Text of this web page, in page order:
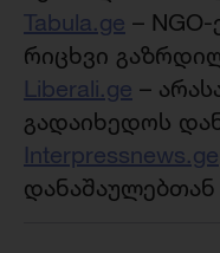
Tabula.ge –
რიცხვი
Liberali.ge –
გადაიხედოს
Interpressnews.ge
დანაშაულებთან